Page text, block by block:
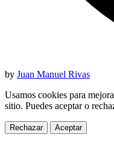
by Juan Manuel Rivas
Usamos cookies para
sitio. Puedes aceptar o
Rechazar Aceptar